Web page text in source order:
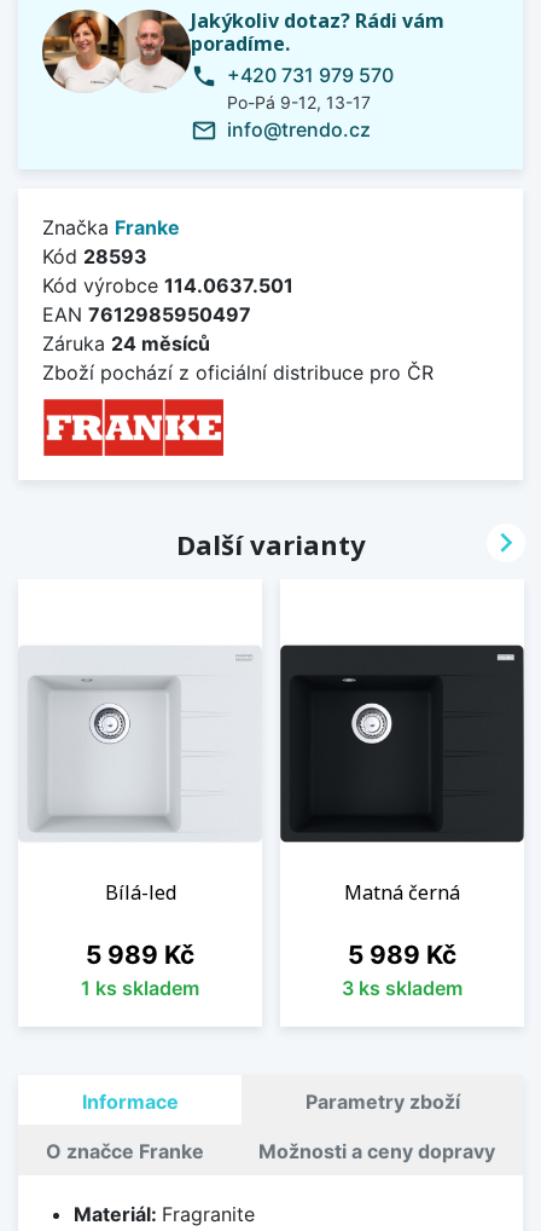
Jakýkoliv dotaz? Rádi vám
poradíme.
phone +420 731 979 570
Po-Pá 9-12, 13-17
mail_outline info@trendo.cz
Značka Franke
Kód 28593
Kód výrobce 114.0637.501
EAN 7612985950497
Záruka 24 měsíců
Zboží pochází z oficiální distribuce pro ČR
Další varianty
Bílá-led
Cena
5 989 Kč
1 ks skladem
Matná černá
Cena
5 989 Kč
3 ks skladem

Informace Parametry zboží
O značce Franke Možnosti a ceny dopravy
Materiál: Fragranite